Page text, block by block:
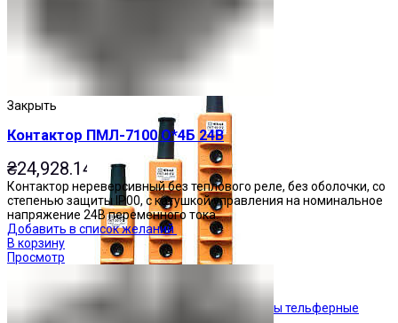
Посты тельферные
Закрыть
Контактор ПМЛ-7100 О*4Б 24В
₴24,928.14
Контактор нереверсивный без теплового реле, без оболочки, со
степенью защиты IP00, с катушкой управления на номинальное
напряжение 24В переменного тока.
Добавить в список желаний
В корзину
Просмотр